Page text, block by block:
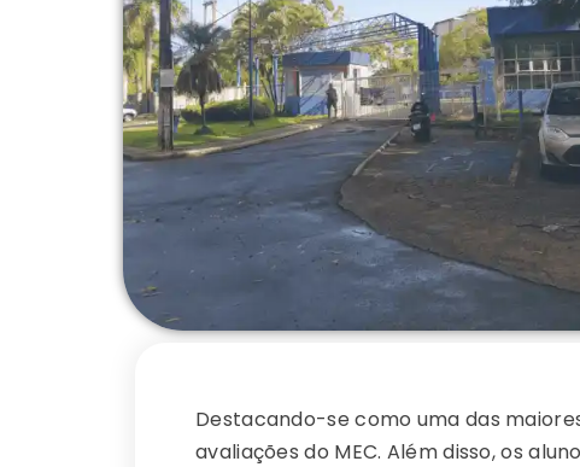
Destacando-se como uma das
avaliações do MEC. Além disso, os